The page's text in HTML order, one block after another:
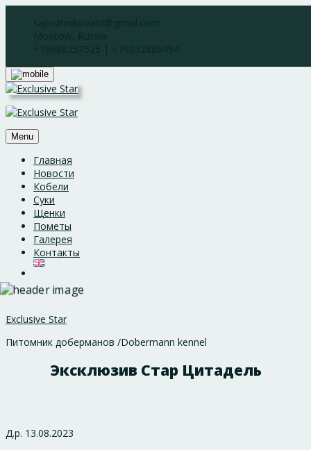
Menu
Главная
Новости
Кобели
Суки
Щенки
Пометы
Галерея
Контакты
Exclusive Star
Питомник доберманов /Dobermann kennel
Эксклюзив Стар Цитадель
Д.р. 13.08.2023